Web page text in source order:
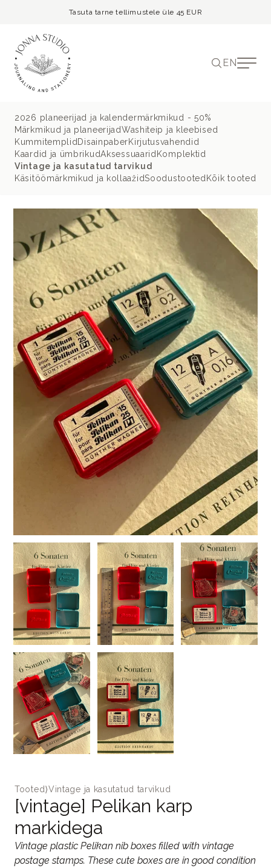
Tasuta tarne tellimustele üle 45 EUR
EN
2026 planeerijad ja kalendermärkmikud - 50%
Märkmikud ja planeerijadWashiteip ja kleebised
Kummitemplid DisainpaberKirjutusvahendid
Kaardid ja ümbrikudAksessuaarid Komplektid
Vintage ja kasutatud tarvikud
Käsitöömärkmikud ja kollaažidSoodustooted Kõik tooted
Tooted⟩Vintage ja kasutatud tarvikud
[vintage] Pelikan karp
markidega
Vintage plastic Pelikan nib boxes filled with vintage
postage stamps. These cute boxes are in good condition